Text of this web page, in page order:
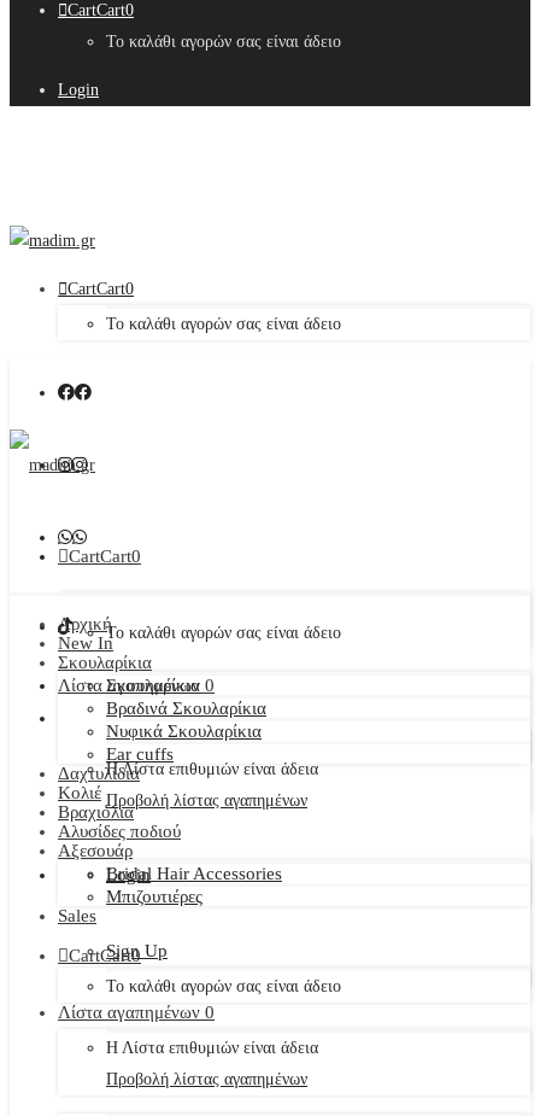
CartCart0
Το καλάθι αγορών σας είναι άδειο
Login
CartCart0
Το καλάθι αγορών σας είναι άδειο
CartCart0
Το καλάθι αγορών σας είναι άδειο
Λίστα αγαπημένων 0
Η Λίστα επιθυμιών είναι άδεια
Προβολή λίστας αγαπημένων
Login
Sign Up
Αρχική
New In
Σκουλαρίκια
Σκουλαρίκια
Βραδινά Σκουλαρίκια
Νυφικά Σκουλαρίκια
Ear cuffs
Δαχτυλίδια
Κολιέ
Βραχιόλια
Αλυσίδες ποδιού
Αξεσουάρ
Bridal Hair Accessories
Μπιζουτιέρες
Sales
CartCart0
Το καλάθι αγορών σας είναι άδειο
Λίστα αγαπημένων 0
Η Λίστα επιθυμιών είναι άδεια
Προβολή λίστας αγαπημένων